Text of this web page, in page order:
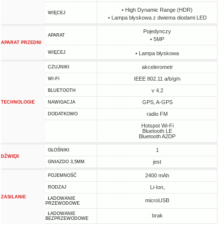
WIĘCEJ
• High Dynamic Range (HDR)
• Lampa błyskowa z dwiema diodami LED
APARAT PRZEDNI
APARAT
Pojedynczy
• 5MP
WIĘCEJ • Lampa błyskowa
TECHNOLOGIE
CZUJNIKI akcelerometr
WI-FI IEEE 802.11 a/b/g/n
BLUETOOTH v 4.2
NAWIGACJA GPS, A-GPS
DODATKOWO
radio FM
Hotspot Wi-Fi
Bluetooth LE
Bluetooth A2DP
DŹWIĘK
GŁOŚNIKI 1
GNIAZDO 3,5MM jest
ZASILANIE
POJEMNOŚĆ 2400 mAh
RODZAJ Li-Ion,
ŁADOWANIE
PRZEWODOWE
microUSB
ŁADOWANIE
BEZPRZEWODOWE
brak